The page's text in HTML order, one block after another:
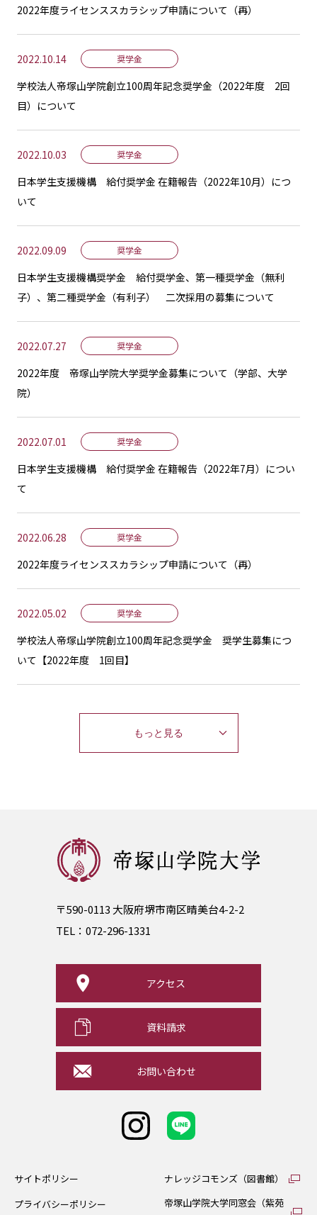
2022年度ライセンススカラシップ申請について（再）
2022.10.14 奨学金
学校法人帝塚山学院創立100周年記念奨学金（2022年度 2回
目）について
2022.10.03 奨学金
日本学生支援機構 給付奨学金 在籍報告（2022年10月）につ
いて
2022.09.09 奨学金
日本学生支援機構奨学金 給付奨学金、第一種奨学金（無利
子）、第二種奨学金（有利子） 二次採用の募集について
2022.07.27 奨学金
2022年度 帝塚山学院大学奨学金募集について（学部、大学
院）
2022.07.01 奨学金
日本学生支援機構 給付奨学金 在籍報告（2022年7月）につい
て
2022.06.28 奨学金
2022年度ライセンススカラシップ申請について（再）
2022.05.02 奨学金
学校法人帝塚山学院創立100周年記念奨学金 奨学生募集につ
いて【2022年度 1回目】
もっと見る
〒590-0113 大阪府堺市南区晴美台4-2-2
TEL： 072-296-1331
アクセス
資料請求
お問い合わせ
サイトポリシー
プライバシーポリシー
ナレッジコモンズ（図書館）
帝塚山学院大学同窓会（紫苑